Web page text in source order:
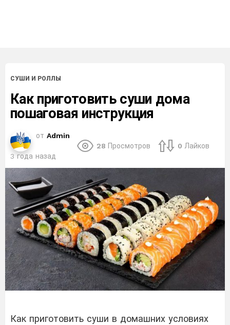
СУШИ И РОЛЛЫ
Как приготовить суши дома
пошаговая инструкция
от Admin
3 года назад
28 Просмотров 0 Лайков
Как приготовить суши в домашних условиях